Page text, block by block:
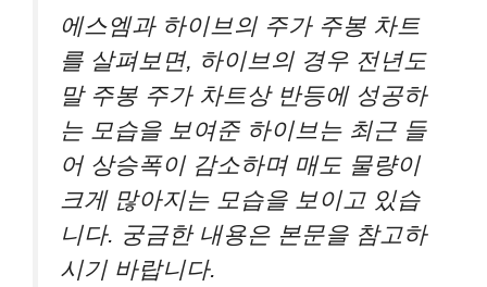
에스엠과 하이브의 주가 주봉 차트
를 살펴보면, 하이브의 경우 전년도
말 주봉 주가 차트상 반등에 성공하
는 모습을 보여준 하이브는 최근 들
어 상승폭이 감소하며 매도 물량이
크게 많아지는 모습을 보이고 있습
니다. 궁금한 내용은 본문을 참고하
시기 바랍니다.